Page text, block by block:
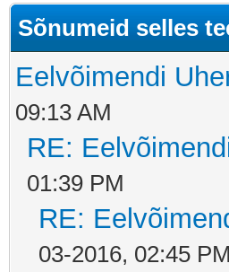
Sõnumeid selles
Eelvõimendi
09:13 AM
RE:
01:39 PM
RE:
03-2016, 02:45 PM